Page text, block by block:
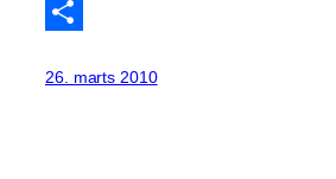
Twitter
26. marts 2010